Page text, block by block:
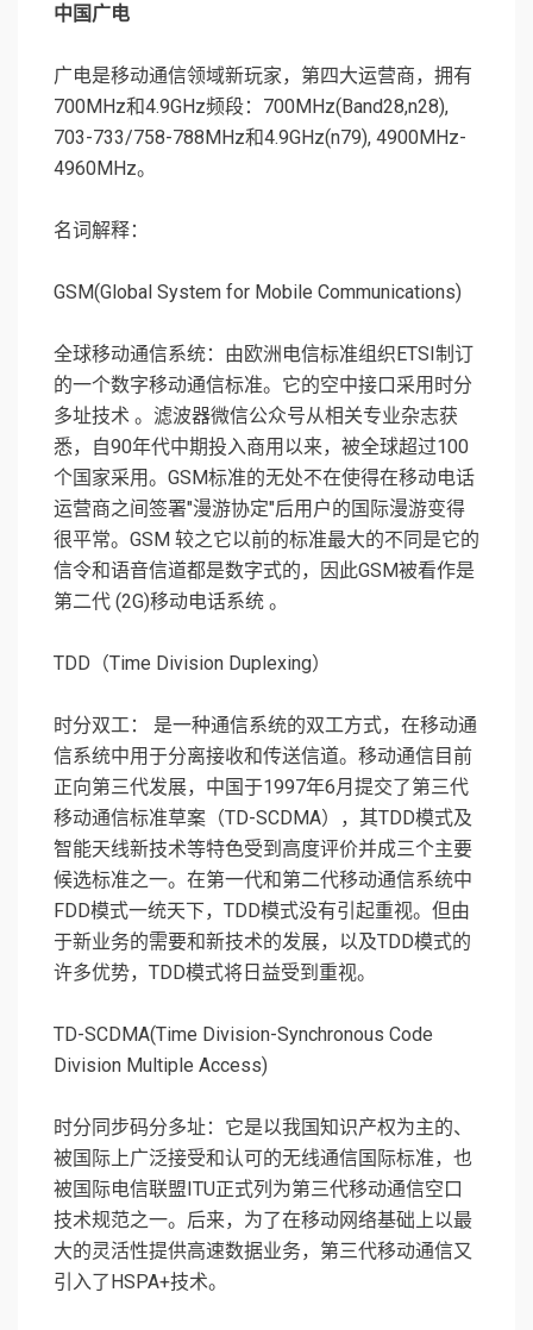
中国广电
广电是移动通信领域新玩家，第四大运营商，拥有
700MHz和4.9GHz频段：700MHz(Band28,n28),
703-733/758-788MHz和4.9GHz(n79), 4900MHz-
4960MHz。
名词解释：
GSM(Global System for Mobile Communications)
全球移动通信系统：由欧洲电信标准组织ETSI制订
的一个数字移动通信标准。它的空中接口采用时分
多址技术 。滤波器微信公众号从相关专业杂志获
悉，自90年代中期投入商用以来，被全球超过100
个国家采用。GSM标准的无处不在使得在移动电话
运营商之间签署"漫游协定"后用户的国际漫游变得
很平常。GSM 较之它以前的标准最大的不同是它的
信令和语音信道都是数字式的，因此GSM被看作是
第二代 (2G)移动电话系统 。
TDD（Time Division Duplexing）
时分双工： 是一种通信系统的双工方式，在移动通
信系统中用于分离接收和传送信道。移动通信目前
正向第三代发展，中国于1997年6月提交了第三代
移动通信标准草案（TD-SCDMA），其TDD模式及
智能天线新技术等特色受到高度评价并成三个主要
候选标准之一。在第一代和第二代移动通信系统中
FDD模式一统天下，TDD模式没有引起重视。但由
于新业务的需要和新技术的发展，以及TDD模式的
许多优势，TDD模式将日益受到重视。
TD-SCDMA(Time Division-Synchronous Code
Division Multiple Access)
时分同步码分多址：它是以我国知识产权为主的、
被国际上广泛接受和认可的无线通信国际标准，也
被国际电信联盟ITU正式列为第三代移动通信空口
技术规范之一。后来，为了在移动网络基础上以最
大的灵活性提供高速数据业务，第三代移动通信又
引入了HSPA+技术。